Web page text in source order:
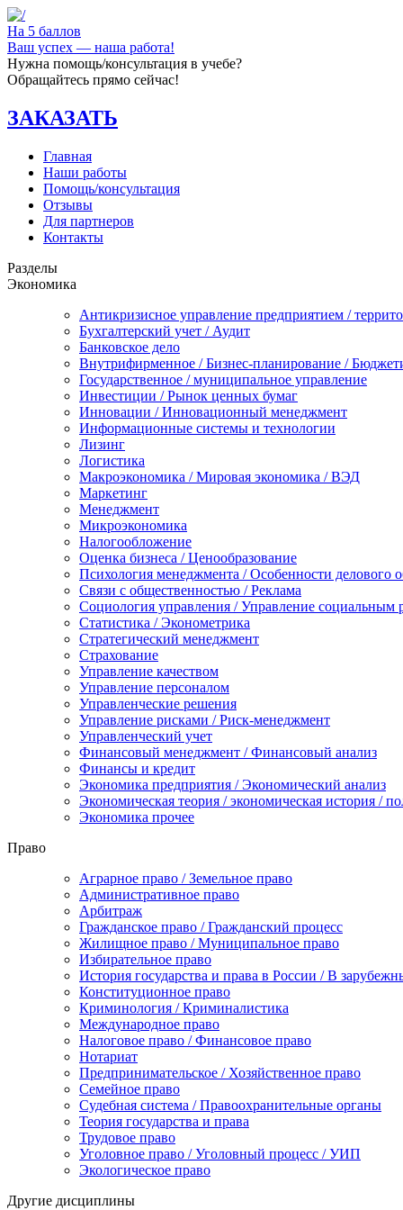
На 5 баллов
Ваш успех — наша работа!
Нужна помощь/консультация в учебе?
Обращайтесь прямо сейчас!
ЗАКАЗАТЬ
Главная
Наши работы
Помощь/консультация
Отзывы
Для партнеров
Контакты
Разделы
Экономика
Антикризисное управление предприятием /
Бухгалтерский учет / Аудит
Банковское дело
Внутрифирменное / Бизнес-планирование /
Государственное / муниципальное управление
Инвестиции / Рынок ценных бумаг
Инновации / Инновационный менеджмент
Информационные системы и технологии
Лизинг
Логистика
Макроэкономика / Мировая экономика / ВЭД
Маркетинг
Менеджмент
Микроэкономика
Налогообложение
Оценка бизнеса / Ценообразование
Психология менеджмента / Особенности делового
Связи с общественностью / Реклама
Социология управления / Управление социальным
Статистика / Эконометрика
Стратегический менеджмент
Страхование
Управление качеством
Управление персоналом
Управленческие решения
Управление рисками / Риск-менеджмент
Управленческий учет
Финансовый менеджмент / Финансовый анализ
Финансы и кредит
Экономика предприятия / Экономический анализ
Экономическая теория / экономическая история /
Экономика прочее
Право
Аграрное право / Земельное право
Административное право
Арбитраж
Гражданское право / Гражданский процесс
Жилищное право / Муниципальное право
Избирательное право
История государства и права в России / В
Конституционное право
Криминология / Криминалистика
Международное право
Налоговое право / Финансовое право
Нотариат
Предпринимательское / Хозяйственное право
Семейное право
Судебная система / Правоохранительные органы
Теория государства и права
Трудовое право
Уголовное право / Уголовный процесс / УИП
Экологическое право
Другие дисциплины